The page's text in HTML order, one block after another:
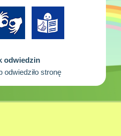
odwiedzin
odwiedziło stronę